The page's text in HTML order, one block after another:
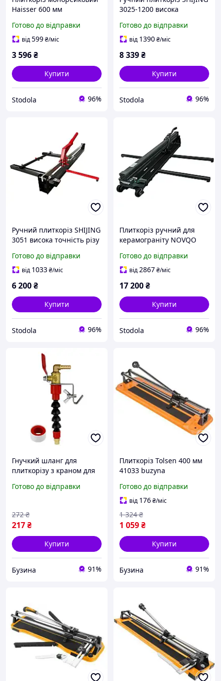
Haisser 600 мм
плиткоріз Ручний
плиткоріз по
Готово до відправки
від599₴/міс
3 596₴
Купити
Stodola 96%
3025-1200 висока
у роботі
Готово до відправки
від 1390₴/міс
8 339₴
Купити
Stodola 96%
Ручний плиткоріз SHIJING
3051 висока точність різу
Готово до відправки
від 1033₴/міс
6 200₴
Купити
Stodola 96%
Плиткоріз ручний для
керамограніту NOVQO
мм Gen 2 (BM-120T)
Готово до відправки
від2867₴/міс
17 200₴
Купити
Stodola 96%
Гнучкий шланг для
плиткорізу з краном для
buzyna
Готово до відправки
217₴
272 ₴
Купити
Бузина 91%
Плиткоріз Tolsen 400 мм
41033 buzyna
Готово до відправки
від 176₴/міс
1 059₴
1 324 ₴
Купити
Бузина 91%